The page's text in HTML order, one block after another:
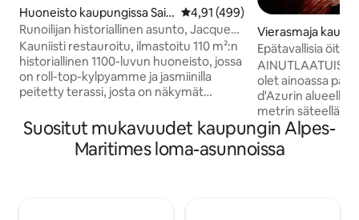
Huoneisto kaupungissa Sain
t Paul de Vence
Keskimääräinen arvio 4,91/5,
4,91 (499)
Runoilijan historiallinen asunto, Jacques
Prévertin koti
Kauniisti restauroitu, ilmastoitu 110 m²:n
historiallinen 1100-luvun huoneisto, jossa
on roll-top-kylpyamme ja jasmiinilla
peitetty terassi, josta on näkymät
keskiaikaisen kylän sydämessä, ja se oli
1940-luvulla legendaarisen ranskalaisen
runoilijan, kirjailijan ja käsikirjoittajan
Vierasmaja
nt-Martin-du-Var
Epätavallisia öitä
poreallas
olet ainoassa
d'Azurin alueella,
metrin säteellä
uskomattoman
yllättää sinut.
terassi, jonka
Suositut mukavuudet kaupungin Alpes-
Maritimes loma-asunnoissa